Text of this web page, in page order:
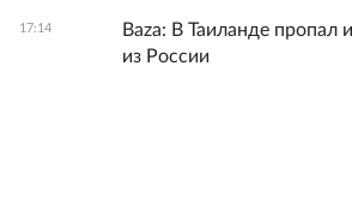
17:14
Baza: В Таиланде пропал
из России